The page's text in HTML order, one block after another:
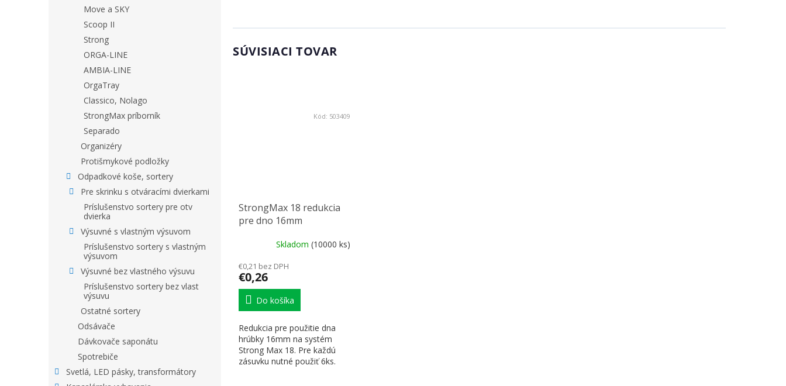
Move a SKY
Scoop II
Strong
ORGA-LINE
AMBIA-LINE
OrgaTray
Classico, Nolago
StrongMax príborník
Separado
Organizéry
Protišmykové podložky
Odpadkové koše, sortery
Pre skrinku s otváracími dvierkami
Príslušenstvo sortery pre otv
dvierka
Výsuvné s vlastným výsuvom
Príslušenstvo sortery s vlastným
výsuvom
Výsuvné bez vlastného výsuvu
Príslušenstvo sortery bez vlast
výsuvu
Ostatné sortery
Odsávače
Dávkovače saponátu
Spotrebiče
Svetlá, LED pásky, transformátory
SÚVISIACI TOVAR
StrongMax 18 redukcia
pre dno 16mm
Skladom (10000 ks)
€0,21 bez DPH
€0,26
Do košíka
Redukcia pre použitie dna
hrúbky 16mm na systém
Strong Max 18. Pre každú
zásuvku nutné použiť 6ks.
Kód: 503409